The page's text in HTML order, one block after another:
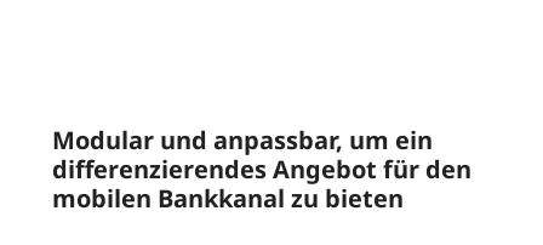
Modular und anpassbar, um ein
differenzierendes Angebot für den
mobilen Bankkanal zu bieten